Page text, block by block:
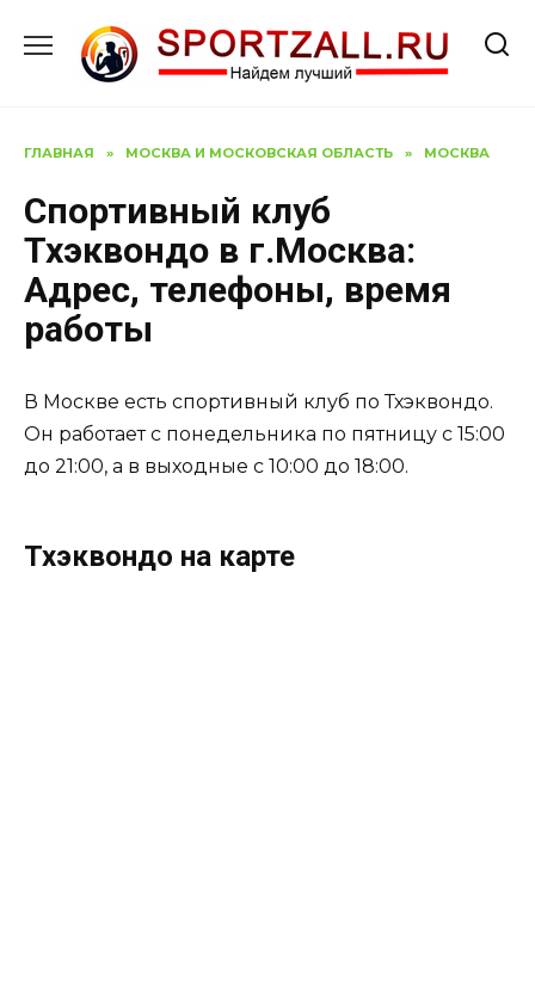
содержанию
ГЛАВНАЯ » МОСКВА И МОСКОВСКАЯ ОБЛАСТЬ » МОСКВА
Спортивный клуб
Тхэквондо в г.Москва:
Адрес, телефоны, время
работы
В Москве есть спортивный клуб по Тхэквондо.
Он работает с понедельника по пятницу с 15:00
до 21:00, а в выходные с 10:00 до 18:00.
Тхэквондо на карте